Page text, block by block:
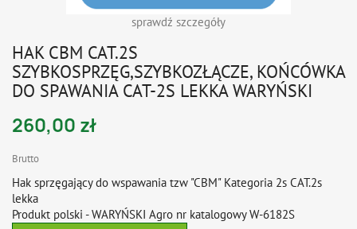
sprawdź szczegóły
HAK CBM CAT.2S
SZYBKOSPRZĘG,SZYBKOZŁĄCZE, KOŃCÓWKA
DO SPAWANIA CAT-2S LEKKA WARYŃSKI
260,00 zł
Brutto
Hak sprzęgający do wspawania tzw "CBM" Kategoria 2s CAT.2s
lekka
Produkt polski - WARYŃSKI Agro nr katalogowy W-6182S